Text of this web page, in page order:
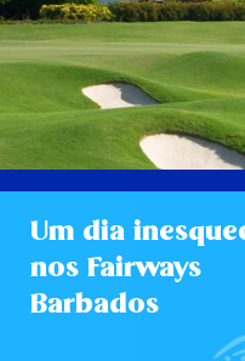
Um dia
nos Fairways
Barbados